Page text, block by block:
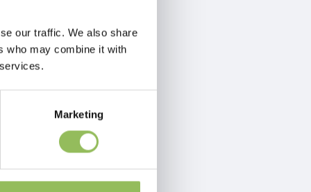
our traffic. We also share
who may combine it with
Marketing